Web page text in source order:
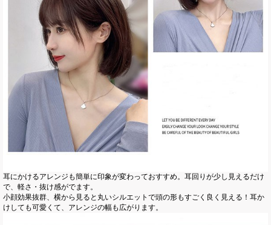
耳にかけるアレンジも簡単に印象が変わっておすすめ。耳回りが少し見えるだけ
で、軽さ・抜け感がでます。
小顔効果抜群、横から見ると丸いシルエットで頭の形もすごく良く見える！耳か
けしても可愛くて、アレンジの幅も広がります。